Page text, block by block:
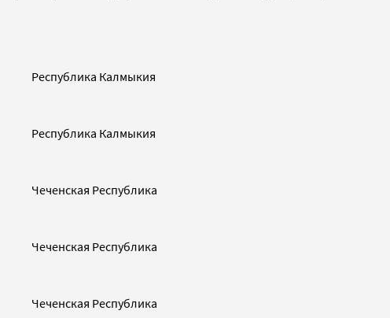
Республика Калмыкия
Республика Калмыкия
Чеченская Республика
Чеченская Республика
Чеченская Республика